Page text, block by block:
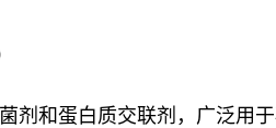
剂和蛋白质交联剂，广泛用